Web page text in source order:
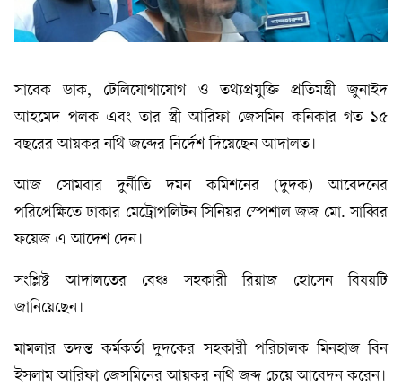
​সাবেক ডাক, টেলিযোগাযোগ ও তথ্যপ্রযুক্তি প্রতিমন্ত্রী জুনাইদ
আহমেদ পলক এবং তার স্ত্রী আরিফা জেসমিন কনিকার গত ১৫
বছরের আয়কর নথি জব্দের নির্দেশ দিয়েছেন আদালত।
আজ সোমবার দুর্নীতি দমন কমিশনের (দুদক) আবেদনের
পরিপ্রেক্ষিতে ঢাকার মেট্রোপলিটন সিনিয়র স্পেশাল জজ মো. সাব্বির
ফয়েজ এ আদেশ দেন।
সংশ্লিষ্ট আদালতের বেঞ্চ সহকারী রিয়াজ হোসেন বিষয়টি
জানিয়েছেন।
মামলার তদন্ত কর্মকর্তা দুদকের সহকারী পরিচালক মিনহাজ বিন
ইসলাম আরিফা জেসমিনের আয়কর নথি জব্দ চেয়ে আবেদন করেন।